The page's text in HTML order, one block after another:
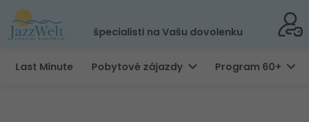
špecialisti na Vašu dovolenku
Last Minute Pobytové zájazdy Program 60+